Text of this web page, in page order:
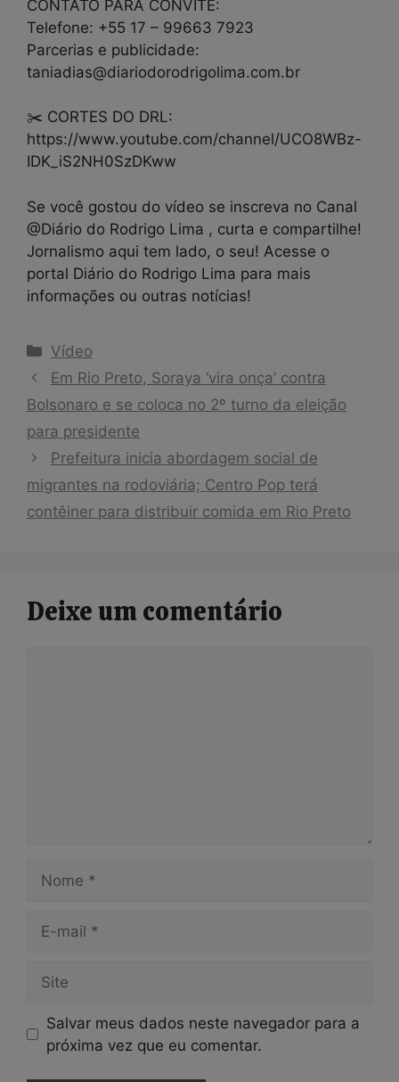
CONTATO PARA CONVITE:
Telefone: +55 17 – 99663 7923
Parcerias e publicidade:
taniadias@diariodorodrigolima.com.br
✂️ CORTES DO DRL:
https://www.youtube.com/channel/UCO8WBz-
IDK_iS2NH0SzDKww
Se você gostou do vídeo se inscreva no Canal
@Diário do Rodrigo Lima , curta e compartilhe!
Jornalismo aqui tem lado, o seu! Acesse o
portal Diário do Rodrigo Lima para mais
informações ou outras notícias!
Categorias
Vídeo
Em Rio Preto, Soraya ‘vira onça’ contra
Bolsonaro e se coloca no 2º turno da eleição
para presidente
Prefeitura inicia abordagem social de
migrantes na rodoviária; Centro Pop terá
contêiner para distribuir comida em Rio Preto
Deixe um comentário
mail
Salvar meus dados neste navegador para a
próxima vez que eu comentar.